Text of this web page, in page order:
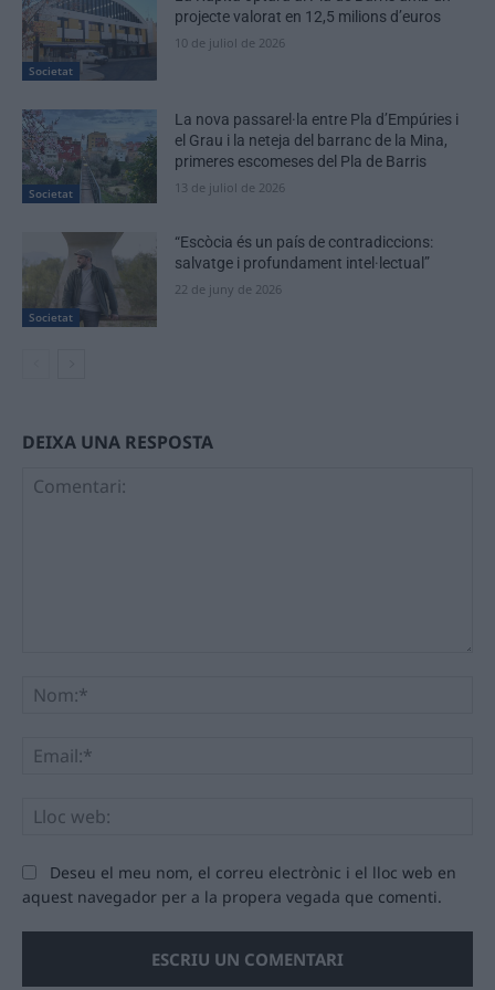
Societat
projecte valorat en 12,5 milions d’euros
10 de juliol de 2026
Societat
La nova passarel·la entre Pla d’Empúries i
el Grau i la neteja del barranc de la Mina,
primeres escomeses del Pla de Barris
13 de juliol de 2026
Societat
“Escòcia és un país de contradiccions:
salvatge i profundament intel·lectual”
22 de juny de 2026
DEIXA UNA RESPOSTA
Deseu el meu nom, el correu electrònic i el lloc web en
aquest navegador per a la propera vegada que comenti.